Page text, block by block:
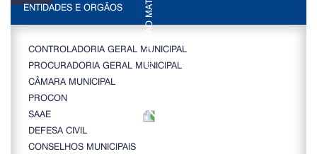
ENTIDADES E ORGÃOS
CONTROLADORIA GERAL MUNICIPAL
PROCURADORIA GERAL MUNICIPAL
CÂMARA MUNICIPAL
PROCON
SAAE
DEFESA CIVIL
CONSELHOS MUNICIPAIS